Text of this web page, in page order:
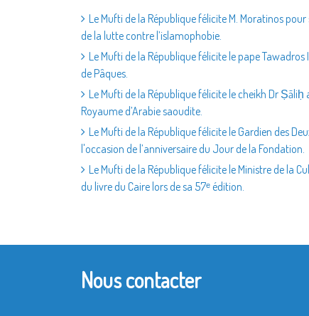
Le Mufti de la République félicite M. Moratinos
de la lutte contre l’islamophobie.
Le Mufti de la République félicite le pape
de Pâques.
Le Mufti de la République félicite le cheikh Dr
Royaume d’Arabie saoudite.
Le Mufti de la République félicite le Gardien des
l'occasion de l’anniversaire du Jour de la Fondation.
Le Mufti de la République félicite le Ministre de la
du livre du Caire lors de sa 57ᵉ édition.
Nous contacter